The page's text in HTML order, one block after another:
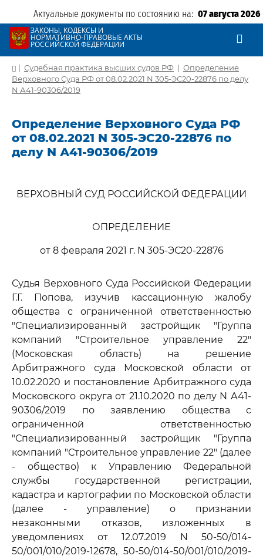
Актуальные документы по состоянию на: 07 августа 2026
ЗАКОНЫ, КОДЕКСЫ И
НОРМАТИВНО-ПРАВОВЫЕ АКТЫ
РОССИЙСКОЙ ФЕДЕРАЦИИ
| Судебная практика высших судов РФ | Определение
Верховного Суда РФ от 08.02.2021 N 305-ЭС20-22876 по делу
N А41-90306/2019
Определение Верховного Суда РФ
от 08.02.2021 N 305-ЭС20-22876 по
делу N А41-90306/2019
ВЕРХОВНЫЙ СУД РОССИЙСКОЙ ФЕДЕРАЦИИ
ОПРЕДЕЛЕНИЕ
от 8 февраля 2021 г. N 305-ЭС20-22876
Судья Верховного Суда Российской Федерации
Г.Г. Попова, изучив кассационную жалобу
общества с ограниченной ответственностью
"Специализированный застройщик "Группа
компаний "Строительное управление 22"
(Московская область) на решение
Арбитражного суда Московской области от
10.02.2020 и постановление Арбитражного суда
Московского округа от 21.10.2020 по делу N А41-
90306/2019 по заявлению общества с
ограниченной ответственностью
"Специализированный застройщик "Группа
компаний "Строительное управление 22" (далее
- общество) к Управлению Федеральной
службы государственной регистрации,
кадастра и картографии по Московской области
(далее - управление) о признании
незаконными отказов, изложенных в
уведомлениях от 12.07.2019 N 50-50/014-
50/001/010/2019-12678, 50-50/014-50/001/010/2019-